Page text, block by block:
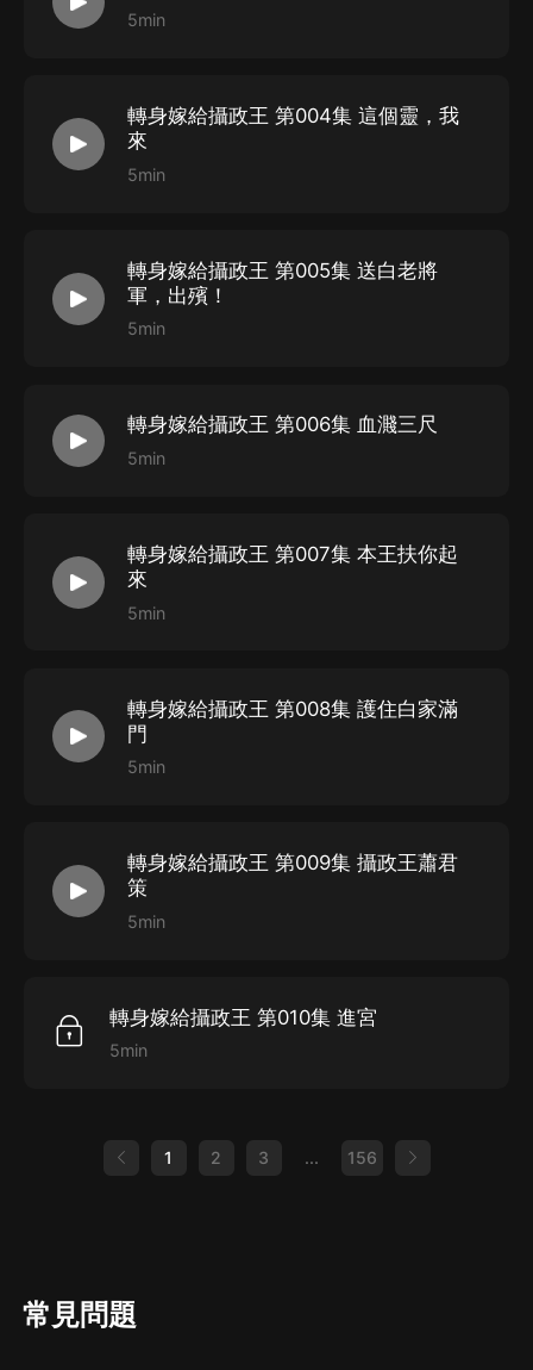
【主播簡介】
柒柒_Q、旦暮、柒咯、蘇桐、夏天、楊江濤、蘭夢夢
5min
轉身嫁給攝政王 第004集 這個靈，我
來
5min
轉身嫁給攝政王 第005集 送白老將
軍，出殯！
5min
轉身嫁給攝政王 第006集 血濺三尺
5min
轉身嫁給攝政王 第007集 本王扶你起
來
5min
轉身嫁給攝政王 第008集 護住白家滿
門
5min
轉身嫁給攝政王 第009集 攝政王蕭君
策
5min
轉身嫁給攝政王 第010集 進宮
5min
1 2 3 ... 156
常見問題